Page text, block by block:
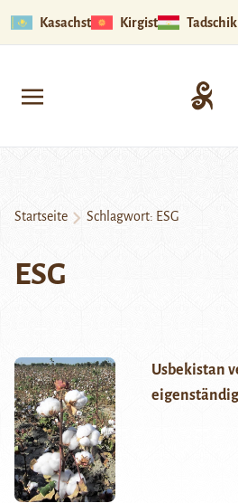
Kasachstan Kirgistan
Startseite Schlagwort: ESG
ESG
Usbekistan